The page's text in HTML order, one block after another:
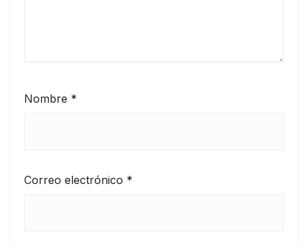
Nombre *
Correo electrónico *